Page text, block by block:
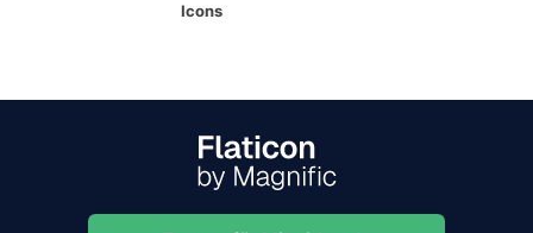
Icons